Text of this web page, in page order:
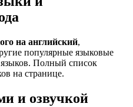
на английский,
популярные языковые
Полный список
на странице.
и озвучкой